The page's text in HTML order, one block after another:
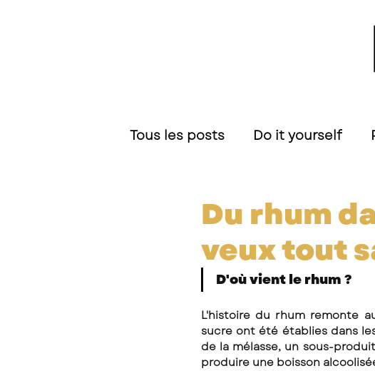
Tous les posts Do it yourself
Du rhum
veux tout
D'où vient le rhum ?
L'histoire du rhum remonte
sucre ont été établies dans
de la mélasse, un sous-
produire une boisson